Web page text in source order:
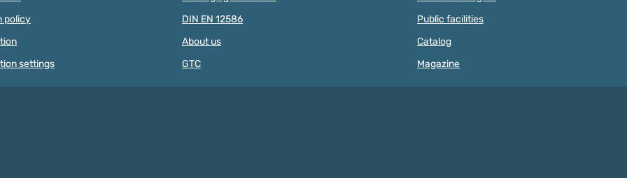
diameter diameter of two
the beads onto our on our cords
and ribbons is particularly easy. In
no time at all creative baby toys
NOT SUITABLE FOR CHILDREN
SMALL PARTS THAT CAN BE
SWALLOWED! The letters are not
saliva-proof.
policy
settings
DIN EN 12586
About us
GTC
Public facilities
Catalog
Magazine